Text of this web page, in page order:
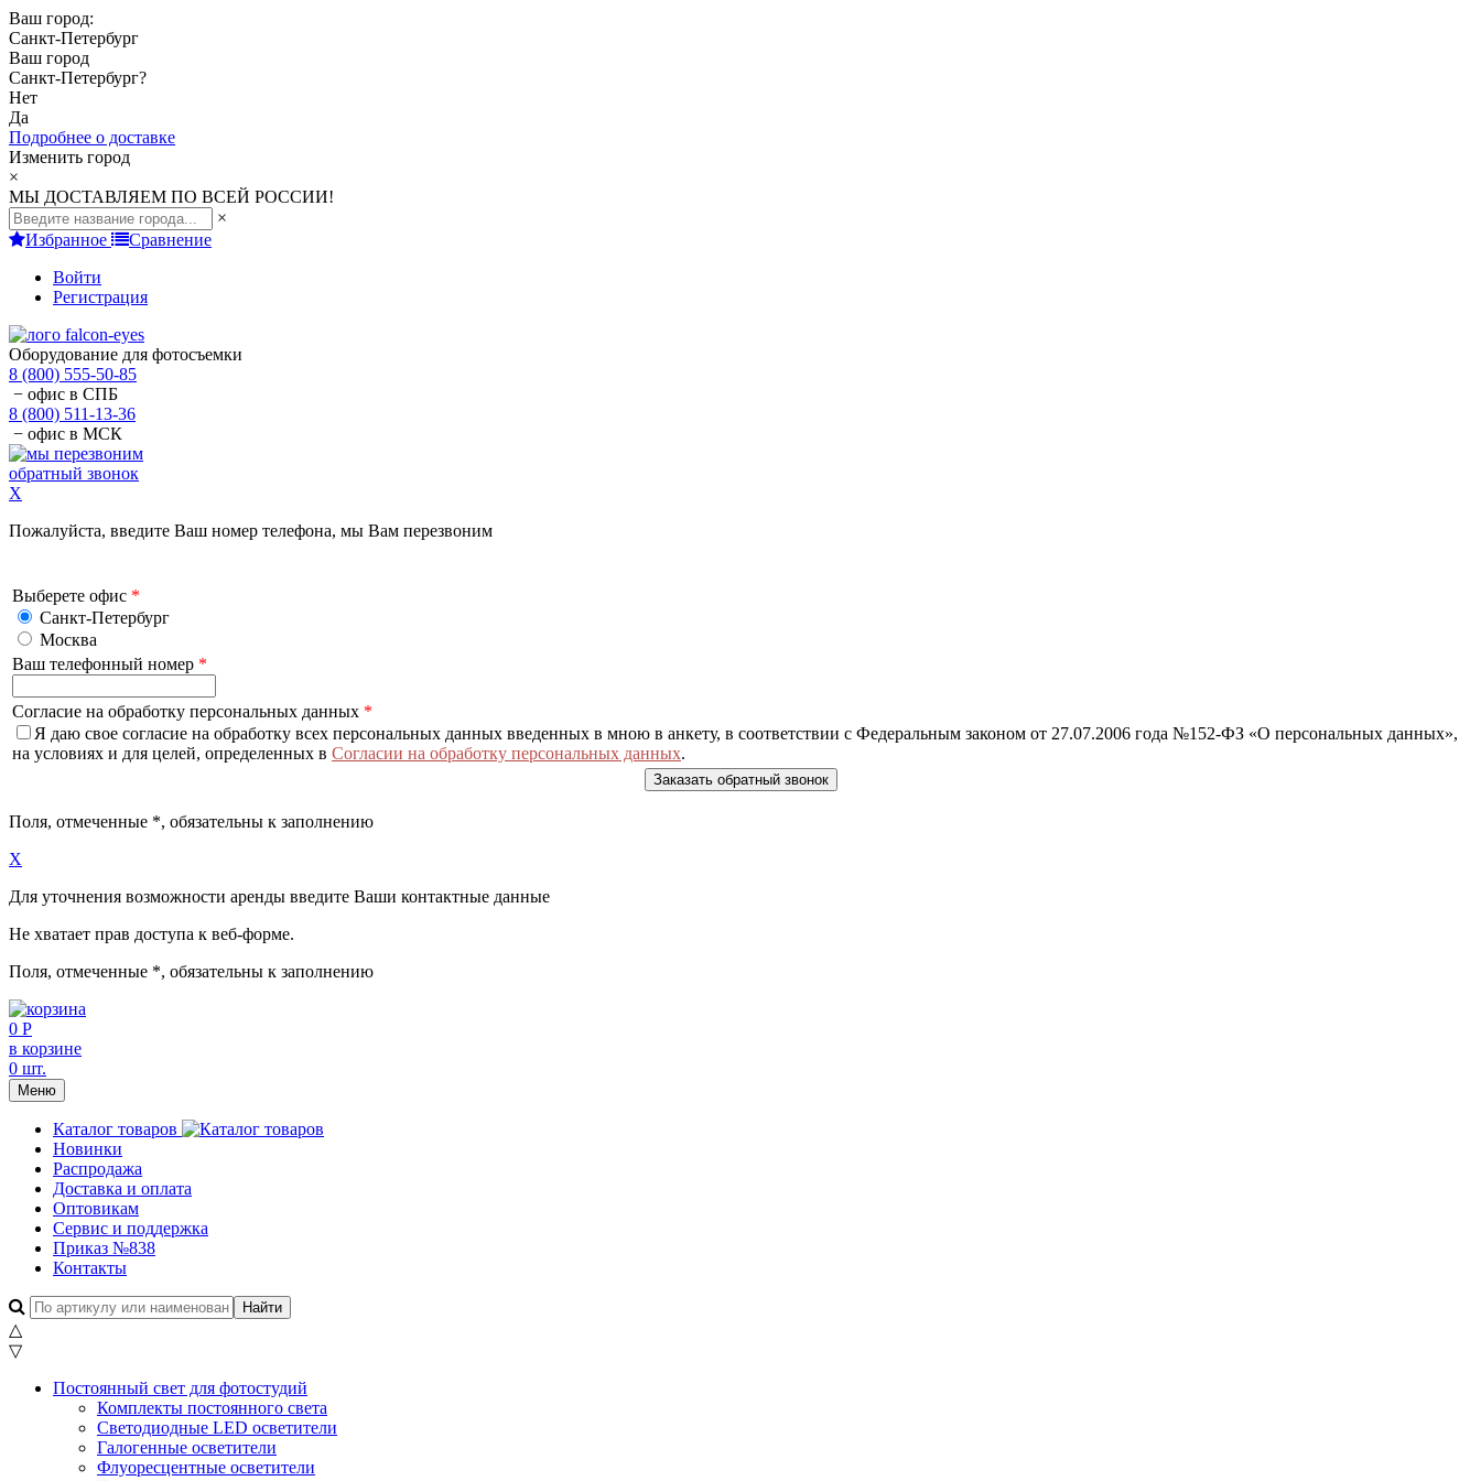
Ваш город:
Санкт-Петербург
Ваш город
Санкт-Петербург?
Нет
Да
Подробнее о доставке
Изменить город
×
МЫ ДОСТАВЛЯЕМ ПО ВСЕЙ РОССИИ!
×
Избранное
Сравнение
Войти
Регистрация
Оборудование для фотосъемки
8 (800) 555-50-85
− офис в СПБ
8 (800) 511-13-36
− офис в МСК
обратный звонок
X
Пожалуйста, введите Ваш номер телефона, мы Вам перезвоним
Выберете офис *
Санкт-Петербург
Москва
Ваш телефонный номер *
Согласие на обработку персональных данных *
Я даю свое согласие на обработку всех персональных данных введенных в мною в анкету, в соответствии с Федеральным законом от 27.07.2006 года №152-ФЗ «О персональных данных»,
на условиях и для целей, определенных в Согласии на обработку персональных данных.
Поля, отмеченные *, обязательны к заполнению
X
Для уточнения возможности аренды введите Ваши контактные данные
Не хватает прав доступа к веб-форме.
Поля, отмеченные *, обязательны к заполнению
0 Р
в корзине
0 шт.
Меню
Каталог товаров
Новинки
Распродажа
Доставка и оплата
Оптовикам
Сервис и поддержка
Приказ №838
Контакты
△
▽
Постоянный свет для фотостудий
Комплекты постоянного света
Светодиодные LED осветители
Галогенные осветители
Флуоресцентные осветители